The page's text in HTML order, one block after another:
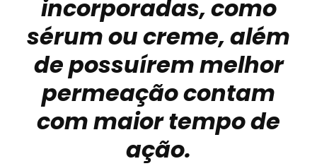
incorporadas, como
sérum ou creme, além
de possuírem melhor
permeação contam
com maior tempo de
ação.